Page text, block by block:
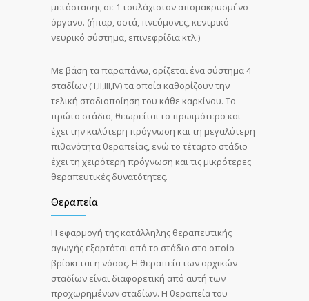
μετάστασης σε 1 τουλάχιστον απομακρυσμένο
όργανο. (ήπαρ, οστά, πνεύμονες, κεντρικό
νευρικό σύστημα, επινεφρίδια κτλ.)
Με βάση τα παραπάνω, ορίζεται ένα σύστημα 4
σταδίων ( I,II,III,IV) τα οποία καθορίζουν την
τελική σταδιοποίηση του κάθε καρκίνου. Το
πρώτο στάδιο, θεωρείται το πρωιμότερο και
έχει την καλύτερη πρόγνωση και τη μεγαλύτερη
πιθανότητα θεραπείας, ενώ το τέταρτο στάδιο
έχει τη χειρότερη πρόγνωση και τις μικρότερες
θεραπευτικές δυνατότητες.
Θεραπεία
Η εφαρμογή της κατάλληλης θεραπευτικής
αγωγής εξαρτάται από το στάδιο στο οποίο
βρίσκεται η νόσος. Η θεραπεία των αρχικών
σταδίων είναι διαφορετική από αυτή των
προχωρημένων σταδίων. Η θεραπεία του